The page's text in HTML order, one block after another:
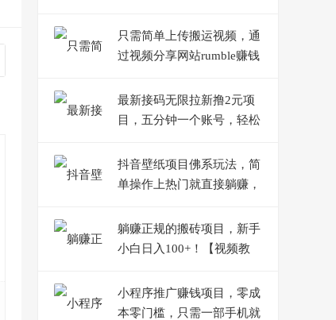
只需简单上传搬运视频，通
过视频分享网站rumble赚钱
最新接码无限拉新撸2元项
目，五分钟一个账号，轻松
抖音壁纸项目佛系玩法，简
单操作上热门就直接躺赚，
躺赚正规的搬砖项目，新手
小白日入100+！【视频教
小程序推广赚钱项目，零成
本零门槛，只需一部手机就